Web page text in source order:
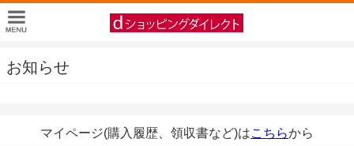
お知らせ
マイページ(購入履歴、領収書など)はこちらから